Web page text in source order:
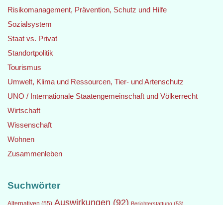
Risikomanagement, Prävention, Schutz und Hilfe
Sozialsystem
Staat vs. Privat
Standortpolitik
Tourismus
Umwelt, Klima und Ressourcen, Tier- und Artenschutz
UNO / Internationale Staatengemeinschaft und Völkerrecht
Wirtschaft
Wissenschaft
Wohnen
Zusammenleben
Suchwörter
Alternativen (55) Auswirkungen (92) Berichterstattung (53)